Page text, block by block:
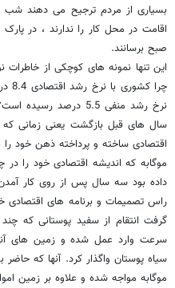
بسیاری از مردم ترجیح می دهند شب
اقامت در محل کار را ندارند ، در
صبح برسانند.
این تنها نمونه های کوچکی از
نرخ رشد منفی 5.5
سال های قبل بازگشت یعنی زمانی
اقتصادی ساخته و پرداخته ذهن خود را
موگابه که اندیشه اقتصادی خود را
داده بود سه سال پس از روی کار
راس تصمیمات و برنامه های اقتصادی
گرفت انتقام از سفید پوستانی که
سرعت وارد عمل شده و زمین های
سیاه پوستان واگذار کرد. آنها که
موگابه مواجه شده و علاوه بر زمین